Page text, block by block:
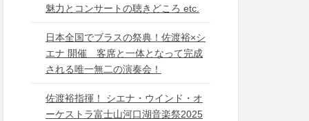
魅力とコンサートの聴きどころ etc.
日本全国でブラスの祭典！佐渡裕×シ
エナ 開催 客席と一体となって完成
される唯一無二の演奏会！
佐渡裕指揮！ シエナ・ウインド・オ
ーケストラ富士山河口湖音楽祭2025